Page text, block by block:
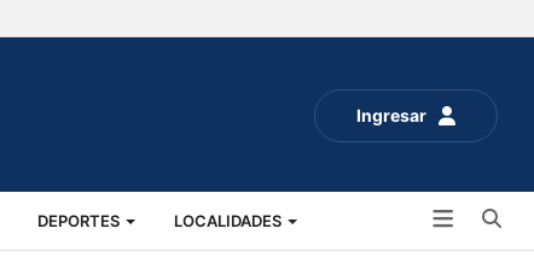
Ingresar
DEPORTES LOCALIDADES